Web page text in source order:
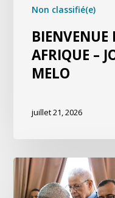
Non classifié(e)
BIENVENUE
AFRIQUE –
MELO
juillet 21, 2026